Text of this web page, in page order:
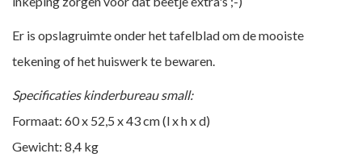
Er is opslagruimte onder het tafelblad om de mooiste
tekening of het huiswerk te bewaren.
Specificaties kinderbureau small:
Formaat: 60 x 52,5 x 43 cm (l x h x d)
Gewicht: 8,4 kg